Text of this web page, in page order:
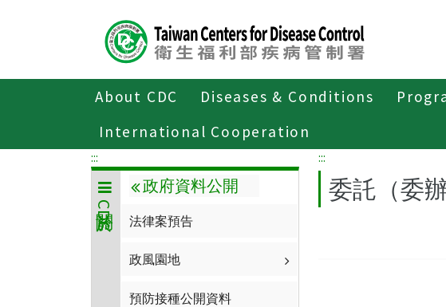
About CDC Diseases & Conditions
International Cooperation
關於CDC 政府資料公開
:::
關於CDC
政府資料公開
法律案預告
政風園地
預防接種公開資料
:::
委託（委